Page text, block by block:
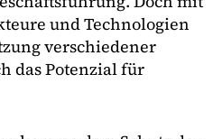
und Technologien
verschiedener
das Potenzial für